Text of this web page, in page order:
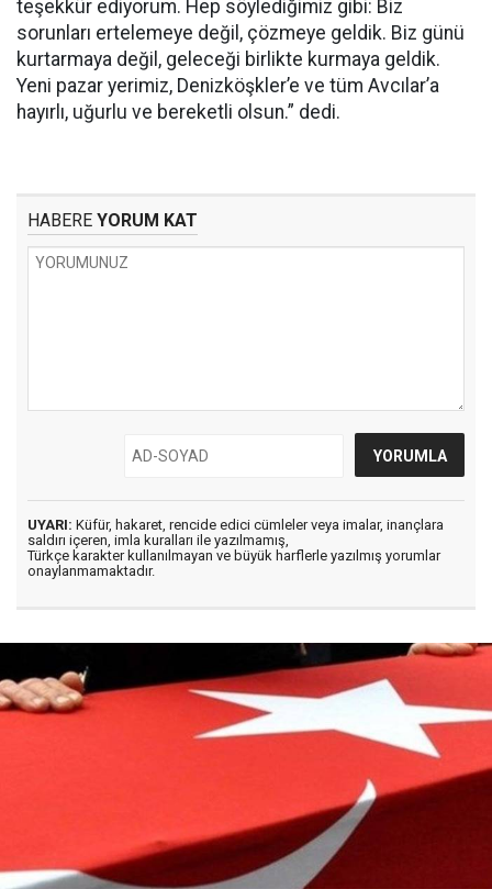
teşekkür ediyorum. Hep söylediğimiz gibi: Biz
sorunları ertelemeye değil, çözmeye geldik. Biz günü
kurtarmaya değil, geleceği birlikte kurmaya geldik.
Yeni pazar yerimiz, Denizköşkler’e ve tüm Avcılar’a
hayırlı, uğurlu ve bereketli olsun.” dedi.
HABERE YORUM KAT
UYARI: Küfür, hakaret, rencide edici cümleler veya imalar, inançlara
saldırı içeren, imla kuralları ile yazılmamış,
Türkçe karakter kullanılmayan ve büyük harflerle yazılmış yorumlar
onaylanmamaktadır.